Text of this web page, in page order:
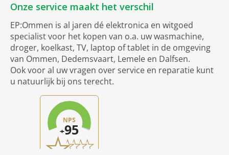
Onze service maakt het verschil
EP:Ommen is al jaren dé elektronica en witgoed
specialist voor het kopen van o.a. uw wasmachine,
droger, koelkast, TV, laptop of tablet in de omgeving
van Ommen, Dedemsvaart, Lemele en Dalfsen.
Ook voor al uw vragen over service en reparatie kunt
u natuurlijk bij ons terecht.